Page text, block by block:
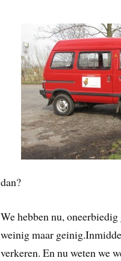
dan?
We hebben nu,
weinig maar
verkeren. En nu weten we